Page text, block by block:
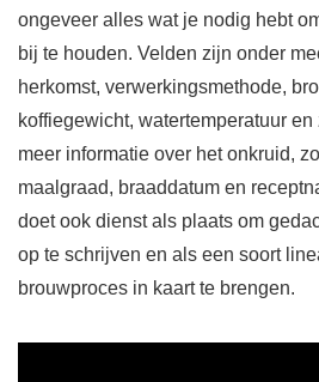
ongeveer alles wat je nodig hebt
bij te houden. Velden zijn onder
herkomst, verwerkingsmethode,
koffiegewicht, watertemperatuur
meer informatie over het onkruid,
maalgraad, braaddatum en
doet ook dienst als plaats om
op te schrijven en als een soort
brouwproces in kaart te brengen.